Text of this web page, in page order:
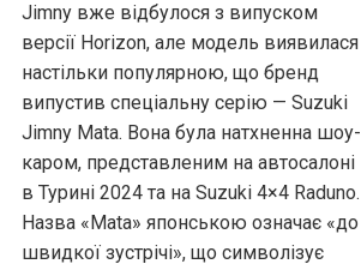
Jimny вже відбулося з випуском
версії Horizon, але модель виявилася
настільки популярною, що бренд
випустив спеціальну серію — Suzuki
Jimny Mata. Вона була натхненна шоу-
каром, представленим на автосалоні
в Турині 2024 та на Suzuki 4×4 Raduno.
Назва «Mata» японською означає «до
швидкої зустрічі», що символізує